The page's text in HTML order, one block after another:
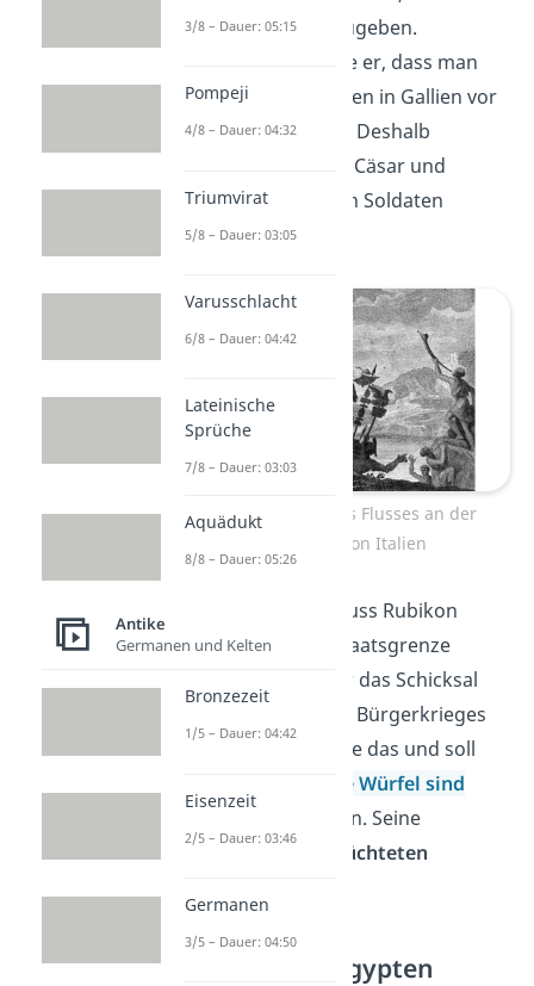
Machteinfach so abzugeben.
Außerdem befürchtete er, dass man
ihn für seine Verbrechen in Gallien vor
Gericht stellen würde. Deshalb
widersetzte sich Julius Cäsar und
marschierte mit seinen Soldaten
Richtung Rom.
Die Überquerung des Flusses an der
Staatsgrenze von Italien
. den Fluss Rubikon
überquerte, der die Staatsgrenze
Italiens markierte, war das Schicksal
eines bevorstehenden Bürgerkrieges
besiegelt. Cäsar wusste das und soll
„Die Würfel sind
gesagt haben. Seine
politischen Gegner flüchteten
Julius Cäsar in Ägypten
3/8 – Dauer: 05:15
Pompeji
4/8 – Dauer: 04:32
Triumvirat
5/8 – Dauer: 03:05
Varusschlacht
6/8 – Dauer: 04:42
Lateinische
Sprüche
7/8 – Dauer: 03:03
Aquädukt
8/8 – Dauer: 05:26
Antike
Germanen und Kelten
Bronzezeit
1/5 – Dauer: 04:42
Eisenzeit
2/5 – Dauer: 03:46
Germanen
3/5 – Dauer: 04:50